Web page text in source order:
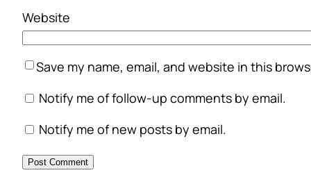
Website
Save my name, email, and website in this
Notify me of follow-up comments by email.
Notify me of new posts by email.